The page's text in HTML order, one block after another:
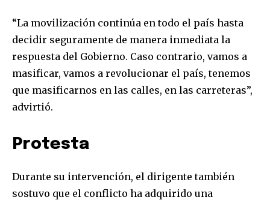
“La movilización continúa en todo el país hasta
decidir seguramente de manera inmediata la
respuesta del Gobierno. Caso contrario, vamos a
masificar, vamos a revolucionar el país, tenemos
que masificarnos en las calles, en las carreteras”,
advirtió.
Protesta
Durante su intervención, el dirigente también
sostuvo que el conflicto ha adquirido una